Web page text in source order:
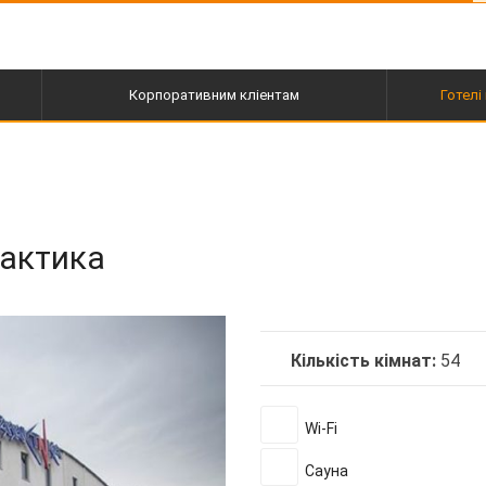
Корпоративним кліентам Готелі
Кількість кімнат: 54
Wi-Fi
Сауна